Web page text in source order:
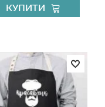
КУПИТИ